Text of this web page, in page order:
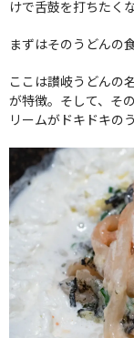
けで舌鼓を打ちたく
まずはそのうどんの
ここは讃岐うどんの
が特徴。そして、そ
リームがドキドキの